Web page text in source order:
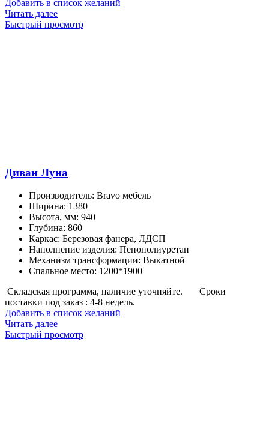
Добавить в список желаний
Читать далее
Быстрый просмотр
Диван Луна
Производитель: Bravo мебель
Ширина: 1380
Высота, мм: 940
Глубина: 860
Каркас: Березовая фанера, ЛДСП
Наполнение изделия: Пенополиуретан
Механизм трансформации: Выкатной
Спальное место: 1200*1900
Складская программа, наличие уточняйте.
Сроки
поставки под заказ : 4-8 недель.
Добавить в список желаний
Читать далее
Быстрый просмотр